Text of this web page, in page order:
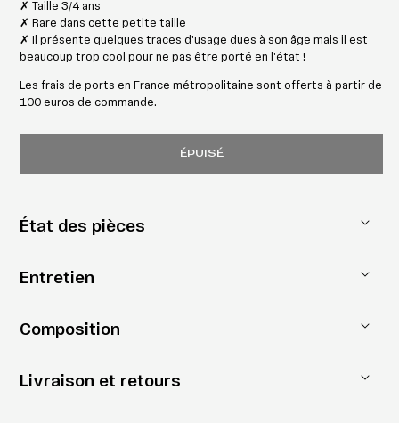
✗ Taille 3/4 ans
✗ Rare dans cette petite taille
✗ Il présente quelques traces d'usage dues à son âge mais il est
beaucoup trop cool pour ne pas être porté en l'état !
Les frais de ports en France métropolitaine sont offerts à partir de
100 euros de commande.
ÉPUISÉ
État des pièces
Entretien
Composition
Livraison et retours